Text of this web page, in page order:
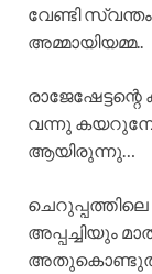
വേണ്ടി
അമ്മായിയമ്മ..
വന്നു
ആയിരുന്നു…
ചെറുപ്പത്തിലെ
അപ്പച്ചിയും